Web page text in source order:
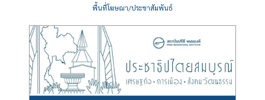
พื้นที่โฆษณา/ประชาสัมพันธ์